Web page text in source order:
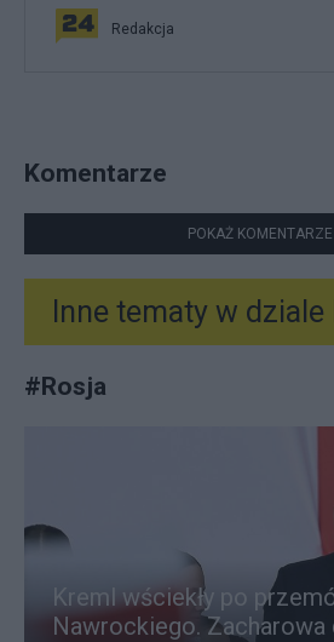
Redakcja
Komentarze
POKAŻ
Inne tematy w dziale
#Rosja
Kreml wściekły po
Nawrockiego. Zacharowa